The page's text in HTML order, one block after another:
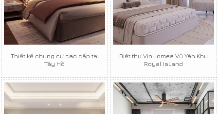
Thiết kế chung cư cao cấp tại
Tây Hồ
Biệt thự VinHomes Vũ Yên Khu
Royal IsLand